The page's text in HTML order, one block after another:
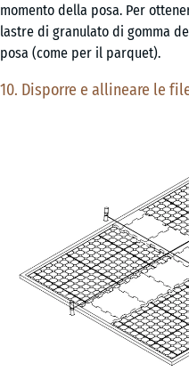
momento della posa. Per
lastre di granulato di gomma
posa (come per il parquet).
10. Disporre e allineare le